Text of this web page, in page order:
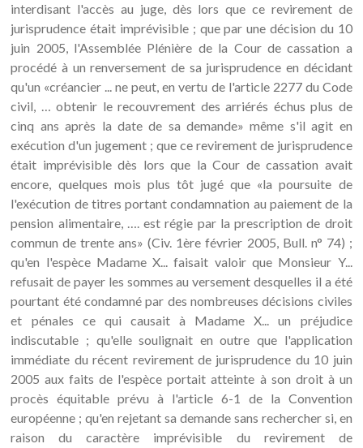
interdisant l'accès au juge, dès lors que ce revirement de
jurisprudence était imprévisible ; que par une décision du 10
juin 2005, l'Assemblée Plénière de la Cour de cassation a
procédé à un renversement de sa jurisprudence en décidant
qu'un «créancier ... ne peut, en vertu de l'article 2277 du Code
civil, … obtenir le recouvrement des arriérés échus plus de
cinq ans après la date de sa demande» même s'il agit en
exécution d'un jugement ; que ce revirement de jurisprudence
était imprévisible dès lors que la Cour de cassation avait
encore, quelques mois plus tôt jugé que «la poursuite de
l'exécution de titres portant condamnation au paiement de la
pension alimentaire, …. est régie par la prescription de droit
commun de trente ans» (Civ. 1ère février 2005, Bull. n° 74) ;
qu'en l'espèce Madame X... faisait valoir que Monsieur Y...
refusait de payer les sommes au versement desquelles il a été
pourtant été condamné par des nombreuses décisions civiles
et pénales ce qui causait à Madame X... un préjudice
indiscutable ; qu'elle soulignait en outre que l'application
immédiate du récent revirement de jurisprudence du 10 juin
2005 aux faits de l'espèce portait atteinte à son droit à un
procès équitable prévu à l'article 6-1 de la Convention
européenne ; qu'en rejetant sa demande sans rechercher si, en
raison du caractère imprévisible du revirement de